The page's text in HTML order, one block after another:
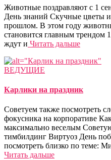
Животные поздравляют с 1
День знаний Скучные цветы и
прошлом. В этом году
становится главным трендом
ждут и Читать дальше
ВЕДУЩИЕ
Карлики на праздник
Советуем также посмотреть
фокусника на корпоративе
максимально веселым
тимбилдинг Виртуоз День
посмотреть близко по теме:
Читать дальше